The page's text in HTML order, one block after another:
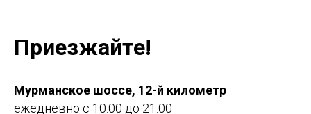
Приезжайте!
Мурманское шоссе, 12-й километр
ежедневно с 10:00 до 21:00